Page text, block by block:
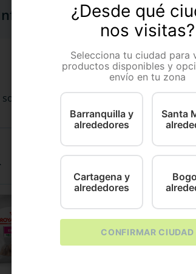
Adicional
y diabetes mellitus tipo II.
¿Desde qué
nos visitas?
Selecciona tu ciudad para
productos disponibles y
envío en tu zona
Barranquilla y
alrededores
Santa
Cartagena y
alrededores
CONFIRMAR CIUDAD